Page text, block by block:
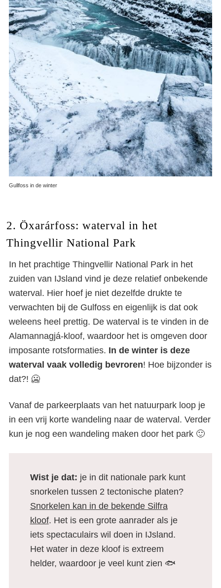
Gullfoss in de winter
2. Öxarárfoss: waterval in het
Thingvellir National Park
In het prachtige Thingvellir National Park in het
zuiden van IJsland vind je deze relatief onbekende
waterval. Hier hoef je niet dezelfde drukte te
verwachten bij de Gulfoss en eigenlijk is dat ook
weleens heel prettig. De waterval is te vinden in de
Alamannagjá-kloof, waardoor het is omgeven door
imposante rotsformaties. In de winter is deze
waterval vaak volledig bevroren! Hoe bijzonder is
dat?! 🥶
Vanaf de parkeerplaats van het natuurpark loop je
in een vrij korte wandeling naar de waterval. Verder
kun je nog een wandeling maken door het park 🙂
Wist je dat: je in dit nationale park kunt
snorkelen tussen 2 tectonische platen?
Snorkelen kan in de bekende Silfra
kloof. Het is een grote aanrader als je
iets spectaculairs wil doen in IJsland.
Het water in deze kloof is extreem
helder, waardoor je veel kunt zien 🐟